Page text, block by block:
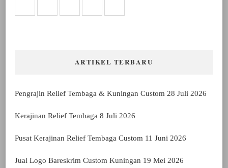
ARTIKEL TERBARU
Pengrajin Relief Tembaga & Kuningan Custom 28 Juli 2026
Kerajinan Relief Tembaga 8 Juli 2026
Pusat Kerajinan Relief Tembaga Custom 11 Juni 2026
Jual Logo Bareskrim Custom Kuningan 19 Mei 2026